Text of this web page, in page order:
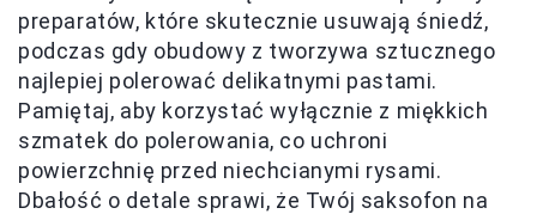
preparatów, które skutecznie usuwają śniedź,
podczas gdy obudowy z tworzywa sztucznego
najlepiej polerować delikatnymi pastami.
Pamiętaj, aby korzystać wyłącznie z miękkich
szmatek do polerowania, co uchroni
powierzchnię przed niechcianymi rysami.
Dbałość o detale sprawi, że Twój saksofon na